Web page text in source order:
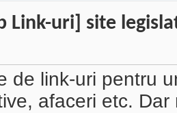
Link-uri] site
de link-uri pentru
afaceri etc.